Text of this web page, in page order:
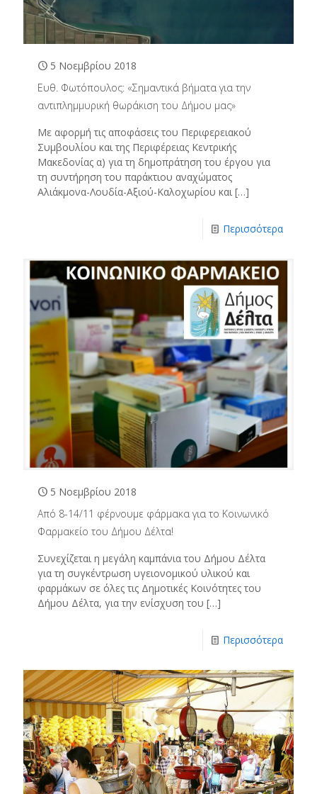
5 Νοεμβρίου 2018
Ευθ. Φωτόπουλος: «Σημαντικά βήματα για την
αντιπλημμυρική θωράκιση του Δήμου μας»
Με αφορμή τις αποφάσεις του Περιφερειακού
Συμβουλίου και της Περιφέρειας Κεντρικής
Μακεδονίας α) για τη δημοπράτηση του έργου για
τη συντήρηση του παράκτιου αναχώματος
Αλιάκμονα-Λουδία-Αξιού-Καλοχωρίου και[…]
Περισσότερα
5 Νοεμβρίου 2018
Από 8-14/11 φέρνουμε φάρμακα για το Κοινωνικό
Φαρμακείο του Δήμου Δέλτα!
Συνεχίζεται η μεγάλη καμπάνια του Δήμου Δέλτα
για τη συγκέντρωση υγειονομικού υλικού και
φαρμάκων σε όλες τις Δημοτικές Κοινότητες του
Δήμου Δέλτα, για την ενίσχυση του […]
Περισσότερα